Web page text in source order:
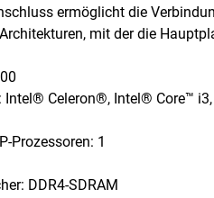
ermöglicht die
mit der die
Intel® Celeron®, Intel® Core™
Prozessoren: 1
DDR4-SDRAM